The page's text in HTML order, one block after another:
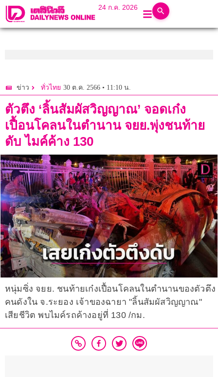
24 ก.ค. 2026
ข่าว ทั่วไทย 30 ต.ค. 2566 • 11:10 น.
ตัวตึง ‘ลิ้นสัมผัสวิญญาณ’ จอดเก๋ง
เปื้อนโคลนในตำนาน จยย.พุ่งชนท้าย
ดับ ไมค์ค้าง 130
หนุ่มซิ่ง จยย. ชนท้ายเก๋งเปื้อนโคลนในตำนานของตัวตึง
คนดังใน จ.ระยอง เจ้าของฉายา "ลิ้นสัมผัสวิญญาณ"
เสียชีวิต พบไมค์รถค้างอยู่ที่ 130 /กม.